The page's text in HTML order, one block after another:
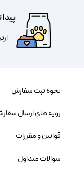
نحوه ثبت سفارش
رویه های ارسال
قوانین و مقررات
سوالات متداول